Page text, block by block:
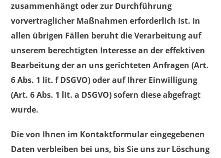
zusammenhängt oder zur Durchführung
vorvertraglicher Maßnahmen erforderlich ist. In
allen übrigen Fällen beruht die Verarbeitung auf
unserem berechtigten Interesse an der effektiven
Bearbeitung der an uns gerichteten Anfragen (Art.
6 Abs. 1 lit. f DSGVO) oder auf Ihrer Einwilligung
(Art. 6 Abs. 1 lit. a DSGVO) sofern diese abgefragt
wurde.
Die von Ihnen im Kontaktformular eingegebenen
Daten verbleiben bei uns, bis Sie uns zur Löschung